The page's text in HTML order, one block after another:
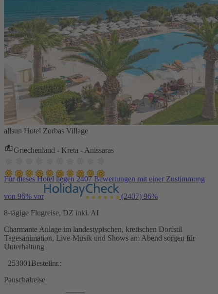
allsun Hotel Zorbas Village
Griechenland - Kreta - Anissaras
Für dieses Hotel liegen 2407 Bewertungen mit einer Zustimmung
von 96% vor (2407) 96%
8-tägige Flugreise, DZ inkl. AI
Charmante Anlage im landestypischen, kretischen Dorfstil
Tagesanimation, Live-Musik und Shows am Abend sorgen für
Unterhaltung
253001 Bestellnr.:
Pauschalreise